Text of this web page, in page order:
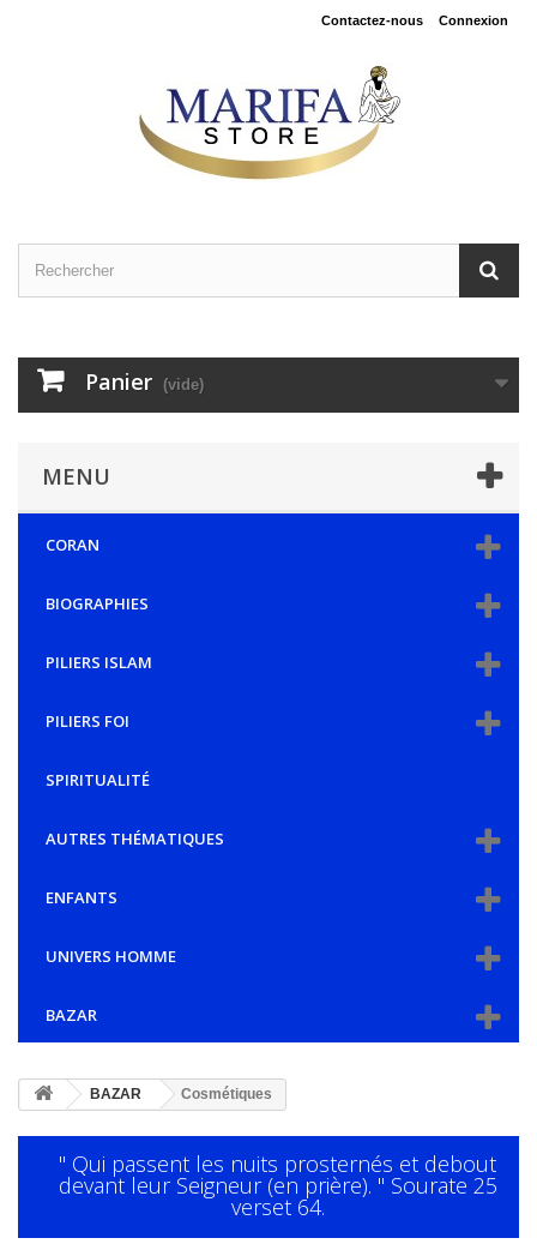
Connexion
Contactez-nous
Panier (vide)
MENU
CORAN
BIOGRAPHIES
PILIERS ISLAM
PILIERS FOI
SPIRITUALITÉ
AUTRES THÉMATIQUES
ENFANTS
UNIVERS HOMME
BAZAR
BAZAR Cosmétiques
" Qui passent les nuits prosternés et debout
devant leur Seigneur (en prière). " Sourate 25
verset 64.